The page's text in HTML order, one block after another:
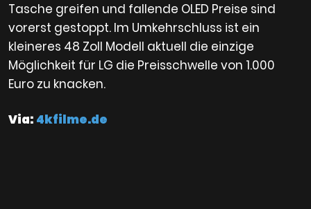
Tasche greifen und fallende OLED Preise sind
vorerst gestoppt. Im Umkehrschluss ist ein
kleineres 48 Zoll Modell aktuell die einzige
Möglichkeit für LG die Preisschwelle von 1.000
Euro zu knacken.
Via: 4kfilme.de